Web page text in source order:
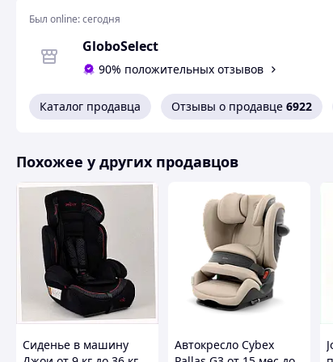
Легкое и портативное кресло, которое можно
Надежный 5-титочечный крепеж ребенка;
Малый вес и компактный размер по
Ребенок не так скован в движениях, как в
Легко устанавливается в любой автомобиль.
Был online:сегодня
GloboSelect
90% положительных отзывов
Каталог продавца Отзывы о продавце 6922
Похожее у других продавцов
Сиденье в машину
Автокресло Cybex